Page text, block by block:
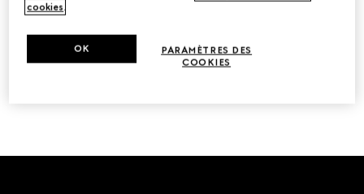
Footer
cookies.
PARAMÈTRES DES
COOKIES
OK